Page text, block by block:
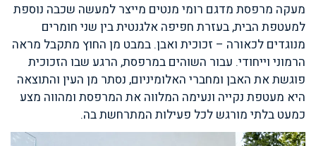
מעקה מרפסת מדגם רומי מנטים מייצר למעשה שכבה נוספת
למעטפת הבית, בעזרת חפיפה אלגנטית בין שני חומרים
מנוגדים לכאורה – זכוכית ואבן. במבט מן החוץ מתקבל מראה
הרמוני וייחודי. עבור השוהים במרפסת, הרגע שבו הזכוכית
פוגשת את האבן ומחברי האלומיניום, נסתר מן העין והתוצאה
היא מעטפת נקייה ונעימה המלווה את המרפסת ומהווה מצע
כמעט בלתי מורגש לכל פעילות המתרחשת בה.